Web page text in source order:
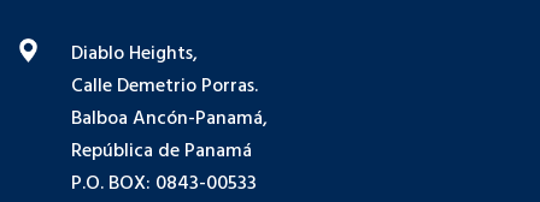
Diablo Heights,
Calle Demetrio Porras.
Balboa Ancón-Panamá,
República de Panamá
P.O. BOX: 0843-00533